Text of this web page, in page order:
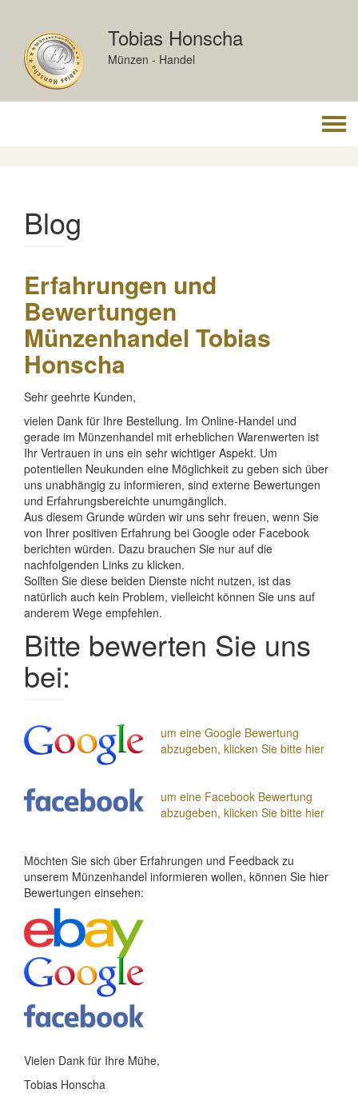
content
Tobias Honscha
Münzen - Handel
Blog
Erfahrungen und
Bewertungen
Münzenhandel Tobias
Honscha
Sehr geehrte Kunden,
vielen Dank für Ihre Bestellung. Im Online-Handel und
gerade im Münzenhandel mit erheblichen Warenwerten ist
Ihr Vertrauen in uns ein sehr wichtiger Aspekt. Um
potentiellen Neukunden eine Möglichkeit zu geben sich über
uns unabhängig zu informieren, sind externe Bewertungen
und Erfahrungsbereichte unumgänglich.
Aus diesem Grunde würden wir uns sehr freuen, wenn Sie
von Ihrer positiven Erfahrung bei Google oder Facebook
berichten würden. Dazu brauchen Sie nur auf die
nachfolgenden Links zu klicken.
Sollten Sie diese beiden Dienste nicht nutzen, ist das
natürlich auch kein Problem, vielleicht können Sie uns auf
anderem Wege empfehlen.
Bitte bewerten Sie uns
bei:
um eine Google Bewertung
abzugeben, klicken Sie bitte hier
um eine Facebook Bewertung
abzugeben, klicken Sie bitte hier
Möchten Sie sich über Erfahrungen und Feedback zu
unserem Münzenhandel informieren wollen, können Sie hier
Bewertungen einsehen:
Vielen Dank für Ihre Mühe,
Tobias Honscha